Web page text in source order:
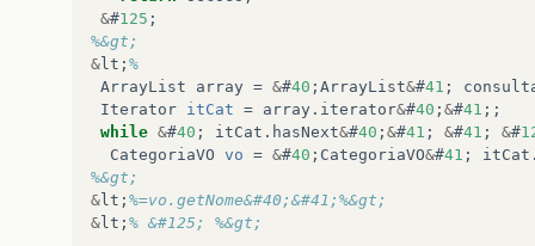
&#125 ;
%&gt;
& lt ; %
ArrayList
array = &#40 ; ArrayList&#41 ;
Iterator itCat = array . iterator&#40 ; &#41 ;;
while &#40 ; itCat . hasNext&#40 ; &#41 ; &#41 ; &#
CategoriaVO vo = &#40 ; CategoriaVO&#41 ; itCat
%&gt;
& lt ; %=vo.getNome&#40;&#41;%&gt;
& lt ; % &#125; %&gt;